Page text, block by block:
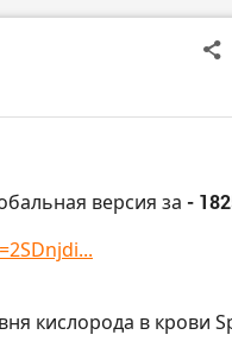
версия за -
кислорода в крови